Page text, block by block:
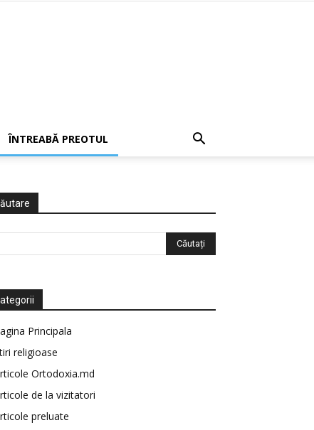
ÎNTREABĂ PREOTUL
Principala
religioase
Ortodoxia.md
de la vizitatori
preluate